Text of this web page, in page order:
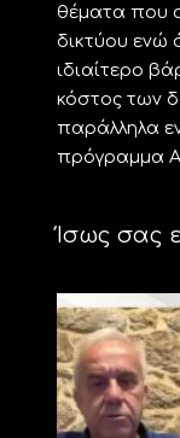
θέματα που
δικτύου
ιδιαίτερο
κόστος των
παράλληλα
πρόγραμμα
Ίσως σας